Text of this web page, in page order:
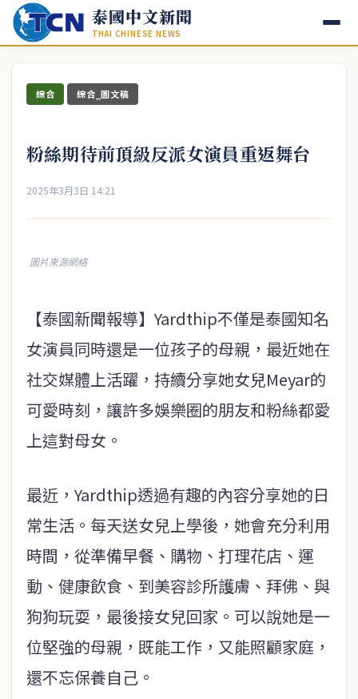
泰國中文新聞
THAI CHINESE NEWS
綜合 綜合_圖文稿
粉絲期待前頂級反派女演員重返舞台
2025年3月3日 14:21
圖片來源網絡
【泰國新聞報導】Yardthip不僅是泰國知名
女演員同時還是一位孩子的母親，最近她在
社交媒體上活躍，持續分享她女兒Meyar的
可愛時刻，讓許多娛樂圈的朋友和粉絲都愛
上這對母女。
最近，Yardthip透過有趣的內容分享她的日
常生活。每天送女兒上學後，她會充分利用
時間，從準備早餐、購物、打理花店、運
動、健康飲食、到美容診所護膚、拜佛、與
狗狗玩耍，最後接女兒回家。可以說她是一
位堅強的母親，既能工作，又能照顧家庭，
還不忘保養自己。